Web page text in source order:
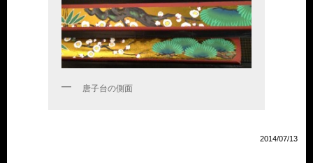
唐子台の側面
2014/07/13